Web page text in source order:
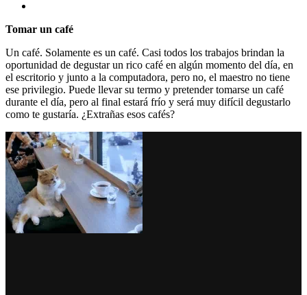
Tomar un café
Un café. Solamente es un café. Casi todos los trabajos brindan la
oportunidad de degustar un rico café en algún momento del día, en
el escritorio y junto a la computadora, pero no, el maestro no tiene
ese privilegio. Puede llevar su termo y pretender tomarse un café
durante el día, pero al final estará frío y será muy difícil degustarlo
como te gustaría. ¿Extrañas esos cafés?